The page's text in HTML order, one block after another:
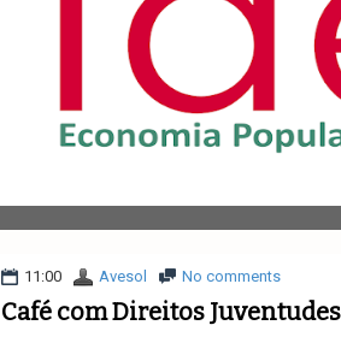
11:00 Avesol No comments
Café com Direitos